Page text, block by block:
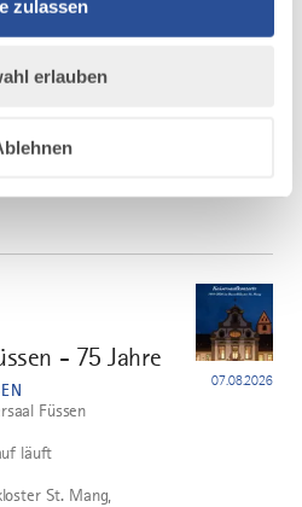
zulassen
erlauben
- 75 Jahre
07.08.2026
Füssen
läuft
St. Mang,